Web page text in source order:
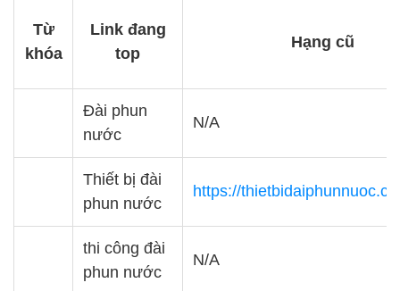
Từ
khóa
Link đang
top
Hạng cũ
Đài phun
nước
N/A
Thiết bị đài
phun nước
https://
thi công đài
phun nước
N/A